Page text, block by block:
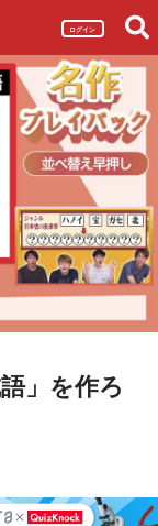
ログイン
」を作ろ